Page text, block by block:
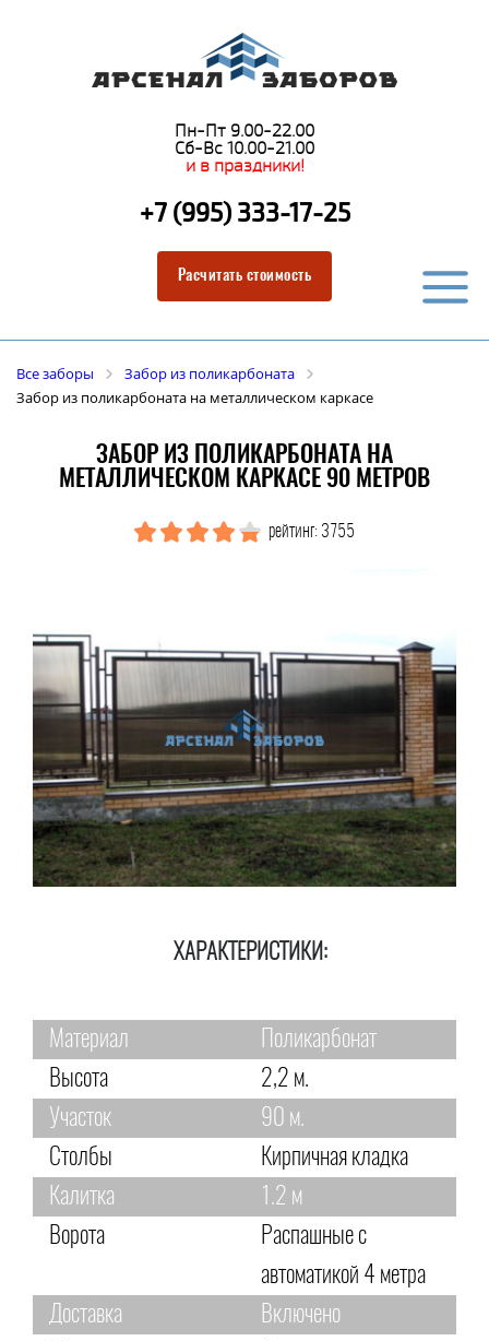
Пн-Пт 9.00-22.00
Сб-Вс 10.00-21.00
и в праздники!
+7 (995) 333-17-25
Расчитать стоимость
Все заборы
Забор из поликарбоната
Забор из поликарбоната на металлическом каркасе
ЗАБОР ИЗ ПОЛИКАРБОНАТА НА
МЕТАЛЛИЧЕСКОМ КАРКАСЕ 90 МЕТРОВ
рейтинг: 3755
ХАРАКТЕРИСТИКИ:
Материал
Поликарбонат
Высота
2,2 м.
Участок
90 м.
Столбы
Кирпичная кладка
Калитка
1.2 м
Ворота
Распашные с
автоматикой 4 метра
Доставка
Включено